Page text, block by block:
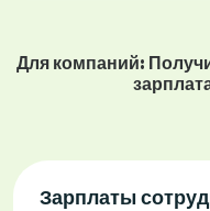
Для компаний:
Зарплаты